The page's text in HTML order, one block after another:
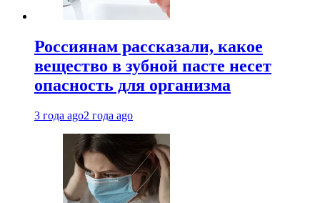
Россиянам рассказали, какое
вещество в зубной пасте несет
опасность для организма
3 года ago2 года ago